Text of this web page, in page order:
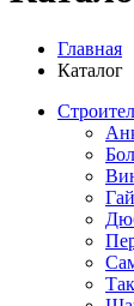
Главная
Каталог